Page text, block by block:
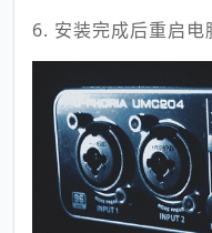
6. 安装完成后重启电